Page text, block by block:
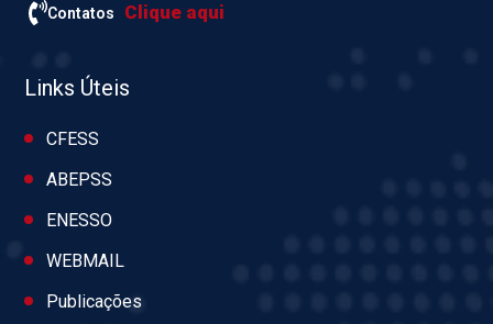
Contatos Clique aqui
Links Úteis
CFESS
ABEPSS
ENESSO
WEBMAIL
Publicações